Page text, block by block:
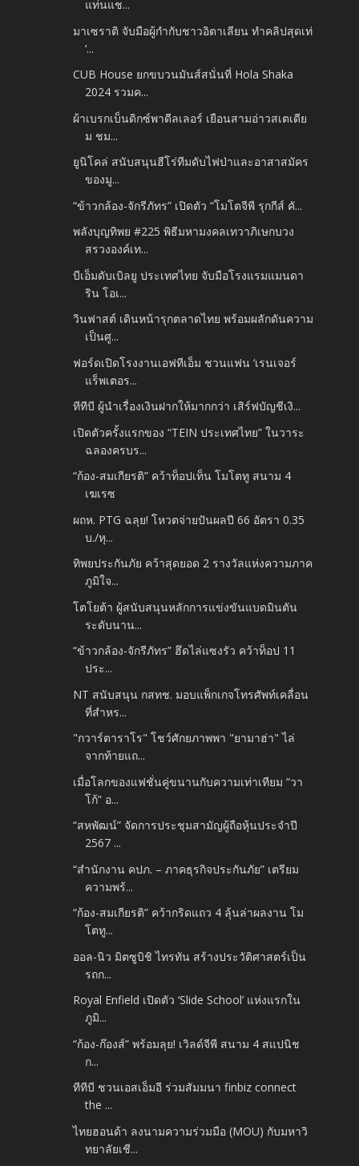
แท่นแช...
มาเซราติ จับมือผู้กำกับชาวอิตาเลียน ทำคลิปสุดเท่
‘...
CUB House ยกขบวนมันส์สนั่นที่ Hola Shaka
2024 รวมค...
ผ้าเบรกเบ็นดิกซ์พาดีลเลอร์ เยือนสามอ่าวสเตเดีย
ม ชม...
ยูนิโคล่ สนับสนุนฮีโร่ทีมดับไฟป่าและอาสาสมัคร
ของมู...
“ข้าวกล้อง-จักรีภัทร” เปิดตัว “โมโตจีพี รุกกีส์ คั...
พลังบุญทิพย #225 พิธีมหามงคลเทวาภิเษกบวง
สรวงองค์เท...
บีเอ็มดับเบิลยู ประเทศไทย จับมือโรงแรมแมนดา
ริน โอเ...
วินฟาสต์ เดินหน้ารุกตลาดไทย พร้อมผลักดันความ
เป็นศู...
ฟอร์ดเปิดโรงงานเอฟทีเอ็ม ชวนแฟน ‘เรนเจอร์
แร็พเตอร...
ทีทีบี ผู้นำเรื่องเงินฝากให้มากกว่า เสิร์ฟบัญชีเงิ...
เปิดตัวครั้งแรกของ “TEIN ประเทศไทย” ในวาระ
ฉลองครบร...
“ก้อง-สมเกียรติ” คว้าท็อปเท็น โมโตทู สนาม 4
เฆเรซ
ผถห. PTG ฉลุย! โหวตจ่ายปันผลปี 66 อัตรา 0.35
บ./หุ...
ทิพยประกันภัย คว้าสุดยอด 2 รางวัลแห่งความภาค
ภูมิใจ...
โตโยต้า ผู้สนับสนุนหลักการแข่งขันแบดมินตัน
ระดับนาน...
“ข้าวกล้อง-จักรีภัทร” ฮึดไล่แซงรัว คว้าท็อป 11
ประ...
NT สนับสนุน กสทช. มอบแพ็กเกจโทรศัพท์เคลื่อน
ที่สำหร...
"กวาร์ตาราโร" โชว์ศักยภาพพา "ยามาฮ่า" ไล่
จากท้ายแถ...
เมื่อโลกของแฟชั่นคู่ขนานกับความเท่าเทียม “วา
โก้” อ...
“สหพัฒน์” จัดการประชุมสามัญผู้ถือหุ้นประจำปี
2567 ...
“สำนักงาน คปภ. – ภาคธุรกิจประกันภัย” เตรียม
ความพร้...
“ก้อง-สมเกียรติ” คว้ากริดแถว 4 ลุ้นล่าผลงาน โม
โตทู...
ออล-นิว มิตซูบิชิ ไทรทัน สร้างประวัติศาสตร์เป็น
รถก...
Royal Enfield เปิดตัว ‘Slide School’ แห่งแรกใน
ภูมิ...
“ก้อง-ก๊องส์” พร้อมลุย! เวิลด์จีพี สนาม 4 สแปนิช
ก...
ทีทีบี ชวนเอสเอ็มอี ร่วมสัมมนา finbiz connect
the ...
ไทยฮอนด้า ลงนามความร่วมมือ (MOU) กับมหาวิ
ทยาลัยเชี...